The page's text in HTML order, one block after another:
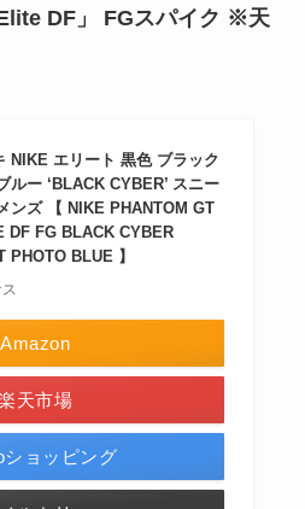
DF」 FGスパイク ※天
NIKE エリート 黒色 ブラック
ルー ‘BLACK CYBER’ スニー
ンズ 【 NIKE PHANTOM GT
DF FG BLACK CYBER
PHOTO BLUE 】
Amazon
天市場
ショッピング